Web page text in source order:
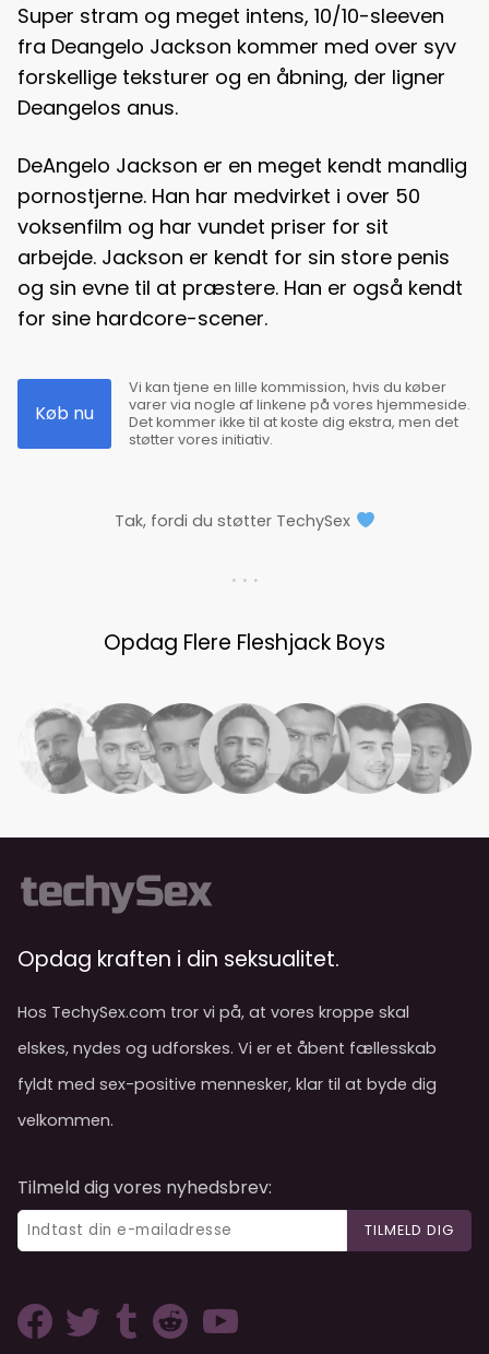
Super stram og meget intens, 10/10-sleeven
fra Deangelo Jackson kommer med over syv
forskellige teksturer og en åbning, der ligner
Deangelos anus.
DeAngelo Jackson er en meget kendt mandlig
pornostjerne. Han har medvirket i over 50
voksenfilm og har vundet priser for sit
arbejde. Jackson er kendt for sin store penis
og sin evne til at præstere. Han er også kendt
for sine hardcore-scener.
Køb nu
Vi kan tjene en lille kommission, hvis du køber
varer via nogle af linkene på vores hjemmeside.
Det kommer ikke til at koste dig ekstra, men det
støtter vores initiativ.
Tak, fordi du støtter TechySex
. . .
Opdag Flere Fleshjack Boys
Opdag kraften i din seksualitet.
Hos TechySex.com tror vi på, at vores kroppe skal
elskes, nydes og udforskes. Vi er et åbent fællesskab
fyldt med sex-positive mennesker, klar til at byde dig
velkommen.
Tilmeld dig vores nyhedsbrev:
TILMELD DIG